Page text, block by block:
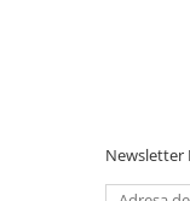
Senzatii/Dragoste
Newsletter